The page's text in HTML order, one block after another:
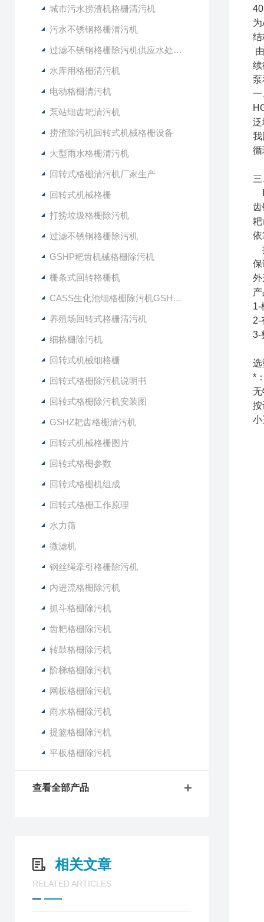
城市污水捞渣机格栅清污机
污水不锈钢格栅清污机
过滤不锈钢格栅除污机供应水处理设备
水库用格栅清污机
电动格栅清污机
泵站细齿耙清污机
捞渣除污机回转式机械格栅设备
大型雨水格栅清污机
回转式格栅清污机厂家生产
回转式机械格栅
打捞垃圾格栅除污机
过滤不锈钢格栅除污机
GSHP耙齿机械格栅除污机
栅条式回转格栅机
CASS生化池细格栅除污机GSHZ-1000
养殖场回转式格栅清污机
细格栅除污机
回转式机械细格栅
回转式格栅除污机说明书
回转式格栅除污机安装图
GSHZ耙齿格栅清污机
回转式机械格栅图片
回转式格栅参数
回转式格栅机组成
回转式格栅工作原理
水力筛
微滤机
钢丝绳牵引格栅除污机
内进流格栅除污机
抓斗格栅除污机
齿耙格栅除污机
转鼓格栅除污机
阶梯格栅除污机
网板格栅除污机
雨水格栅除污机
提篮格栅除污机
平板格栅除污机
查看全部产品
相关文章
RELATED ARTICLES
结
续
泵
一
泛
我
循
齿
耙
依
保
外
1-
2-
3-
选
*
无
按
小